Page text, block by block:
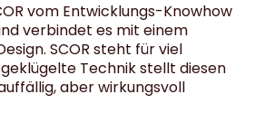
vom Entwicklungs-Knowhow
verbindet es mit einem
SCOR steht für viel
Technik stellt diesen
aber wirkungsvoll